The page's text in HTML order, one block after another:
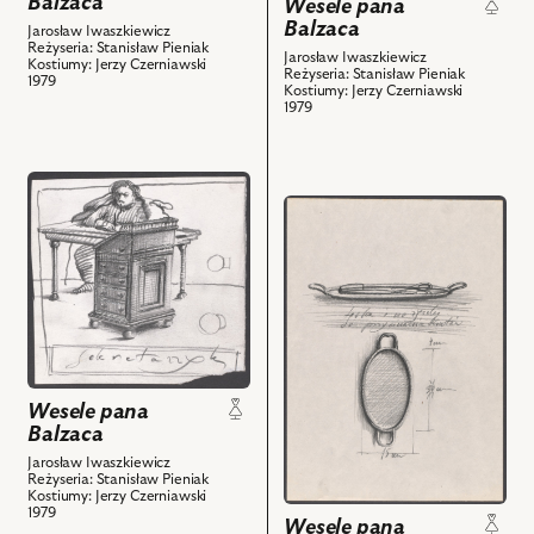
Jarosław Iwaszkiewicz
Reżyseria: Stanisław Pieniak
Kostiumy: Jerzy Czerniawski
1979
rekwizyt
i
powiązanych
z
Wesele pana
Balzaca
Jarosław Iwaszkiewicz
Reżyseria: Stanisław Pieniak
Kostiumy: Jerzy Czerniawski
1979
przejdź
do
obiektu
Wesele
pana
Balzaca,
Projekt:
scenografia
i
powiązanych
z
nim
obiektów
Wesele pana
Balzaca
Jarosław Iwaszkiewicz
Reżyseria: Stanisław Pieniak
Kostiumy: Jerzy Czerniawski
1979
przejdź
Wesele
pana
powiązanych
nim
obiektów
Wesele pana